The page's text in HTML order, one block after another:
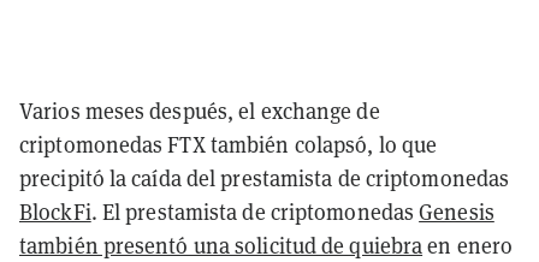
Varios meses después, el exchange de
criptomonedas FTX también colapsó, lo que
precipitó la caída del prestamista de criptomonedas
BlockFi. El prestamista de criptomonedasGenesis
también presentó una solicitud de quiebraen enero